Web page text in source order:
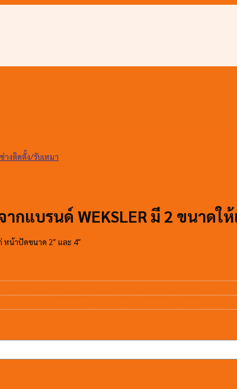
ากแบรนด์ WEKSLER มี 2 ขนาด
หน้าปัดขนาด 2″ และ 4″